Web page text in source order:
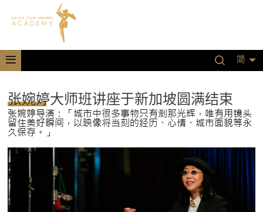
简
张婉婷大师班讲座于新加坡圆满结束
张婉婷导演：「城市中很多事物只有刹那光辉，唯有用镜头
留住美好瞬间，以映像将当刻的经历、心情、城市面貌等永
久保存。」